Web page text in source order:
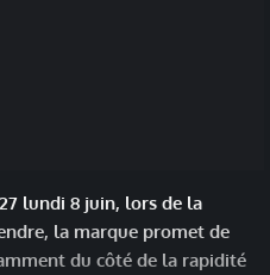
lundi 8 juin, lors de la
la marque promet de
du côté de la rapidité